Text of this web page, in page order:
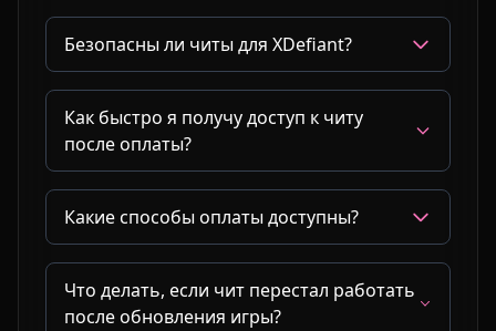
Безопасны ли читы для XDefiant?
Как быстро я получу доступ к читу
после оплаты?
Какие способы оплаты доступны?
Что делать, если чит перестал работать
после обновления игры?